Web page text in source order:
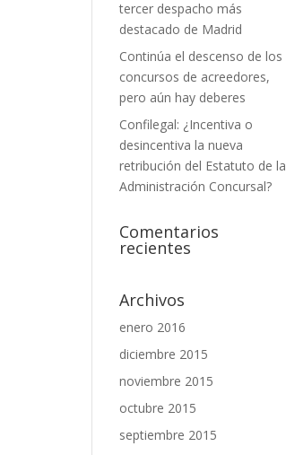
tercer despacho más
destacado de Madrid
Continúa el descenso de los
concursos de acreedores,
pero aún hay deberes
Confilegal: ¿Incentiva o
desincentiva la nueva
retribución del Estatuto de la
Administración Concursal?
Comentarios
recientes
Archivos
enero 2016
diciembre 2015
noviembre 2015
octubre 2015
septiembre 2015